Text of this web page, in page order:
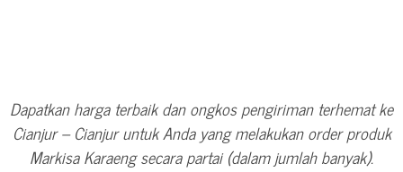
Dapatkan harga terbaik dan ongkos pengiriman terhemat ke
Cianjur – Cianjur untuk Anda yang melakukan order produk
Markisa Karaeng secara partai (dalam jumlah banyak).